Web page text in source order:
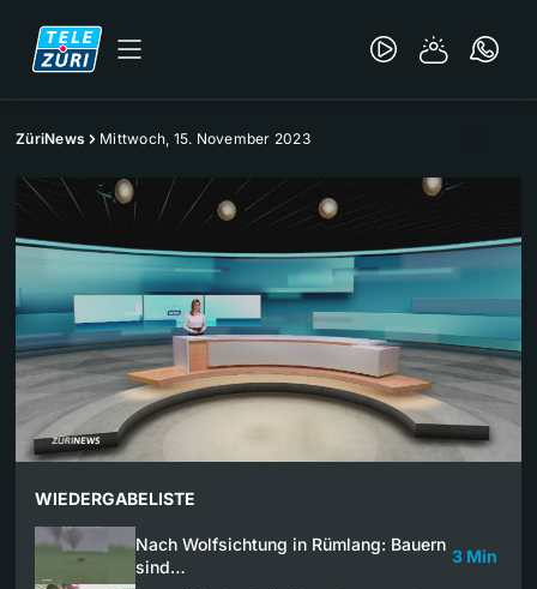
ZüriNews Mittwoch, 15. November 2023
WIEDERGABELISTE
Nach Wolfsichtung in Rümlang: Bauern
sind…
3 Min